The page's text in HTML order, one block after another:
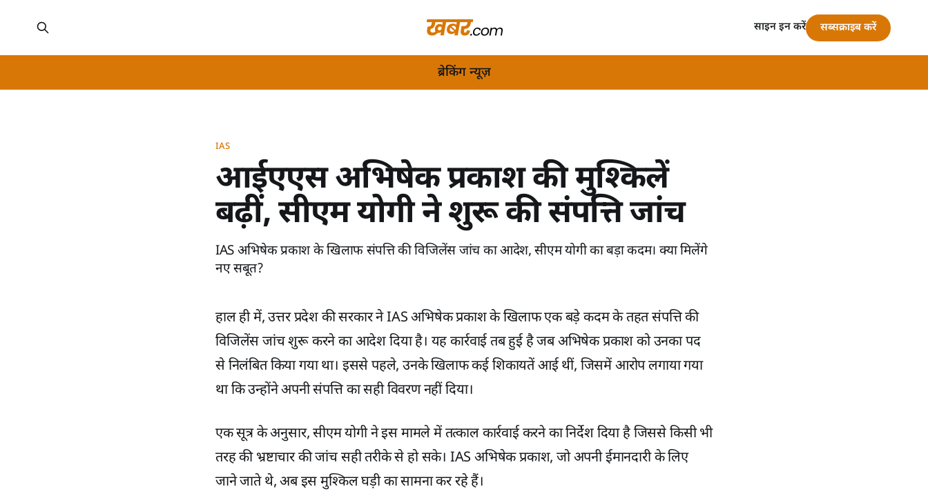
ब्रेकिंग न्यूज़
साइन इन करें सब्सक्राइब करें
IAS
आईएएस अभिषेक प्रकाश की मुश्किलें
बढ़ीं, सीएम योगी ने शुरू की संपत्ति जांच
IAS अभिषेक प्रकाश के खिलाफ संपत्ति की विजिलेंस जांच का आदेश, सीएम योगी का बड़ा कदम। क्या मिलेंगे
नए सबूत?
हाल ही में, उत्तर प्रदेश की सरकार ने IAS अभिषेक प्रकाश के खिलाफ एक बड़े कदम के तहत संपत्ति की
विजिलेंस जांच शुरू करने का आदेश दिया है। यह कार्रवाई तब हुई है जब अभिषेक प्रकाश को उनका पद
से निलंबित किया गया था। इससे पहले, उनके खिलाफ कई शिकायतें आई थीं, जिसमें आरोप लगाया गया
था कि उन्होंने अपनी संपत्ति का सही विवरण नहीं दिया।
एक सूत्र के अनुसार, सीएम योगी ने इस मामले में तत्काल कार्रवाई करने का निर्देश दिया है जिससे किसी भी
तरह की भ्रष्टाचार की जांच सही तरीके से हो सके। IAS अभिषेक प्रकाश, जो अपनी ईमानदारी के लिए
जाने जाते थे, अब इस मुश्किल घड़ी का सामना कर रहे हैं।